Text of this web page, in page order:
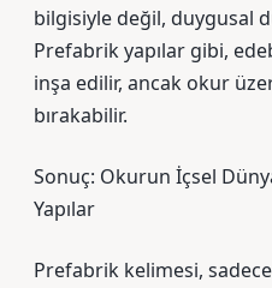
bilgisiyle değil, duygusal
Prefabrik yapılar gibi,
inşa edilir, ancak okur
bırakabilir.
Sonuç: Okurun İçsel
Yapılar
Prefabrik kelimesi,